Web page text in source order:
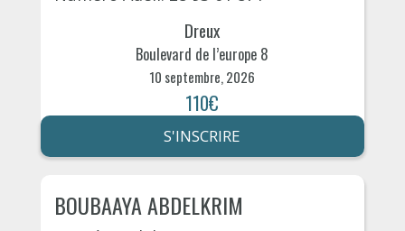
Dreux
Boulevard de l’europe 8
10 septembre, 2026
110€
S'INSCRIRE
BOUBAAYA ABDELKRIM